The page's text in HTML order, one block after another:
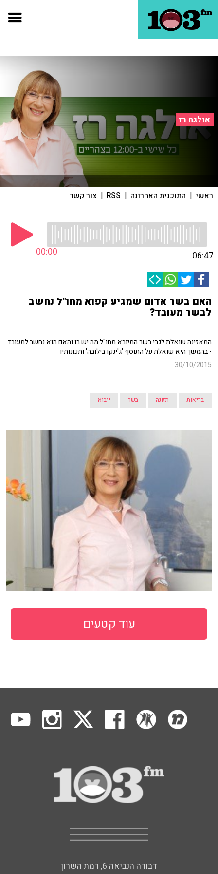
אולגה רז
ראשי | התוכנית האחרונה |
RSS
| צור קשר
00:00 06:47
האם בשר אדום שמגיע קפוא מחו"ל נחשב
לבשר מעובד?
המאזינה שואלת לגבי בשר המיובא מחו"ל מה יש בו והאם הוא נחשב למעובד
- בהמשך היא שואלת על התוסף 'ג'ינקו בילובה' ותכונותיו
30/10/2015
בריאות תזונה בשר ייבוא
עוד קטעים
דבורה הנביאה 6, רמת השרון